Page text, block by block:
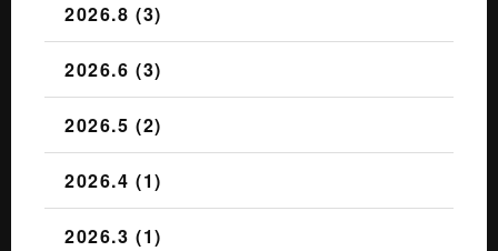
2026.8 (3)
2026.6 (3)
2026.5 (2)
2026.4 (1)
2026.3 (1)